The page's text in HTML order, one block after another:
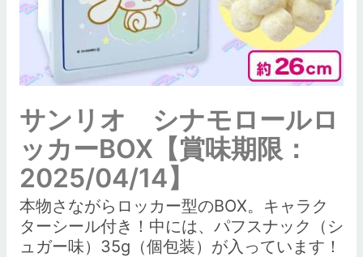
サンリオ シナモロールロ
ッカーBOX【賞味期限：
2025/04/14】
本物さながらロッカー型のBOX。キャラク
ターシール付き！中には、パフスナック（シ
ュガー味）35g（個包装）が入っています！